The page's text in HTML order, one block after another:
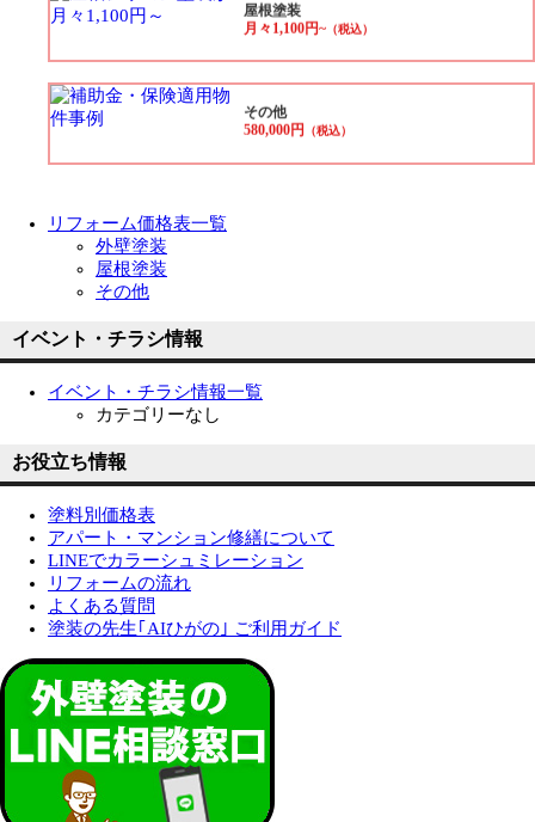
屋根塗装
月々1,100円~（税込）
その他
580,000円 （税込）
リフォーム価格表一覧
外壁塗装
屋根塗装
その他
イベント・チラシ情報
イベント・チラシ情報一覧
カテゴリーなし
お役立ち情報
塗料別価格表
アパート・マンション修繕について
LINEでカラーシュミレーション
リフォームの流れ
よくある質問
塗装の先生｢AIひがの｣ ご利用ガイド